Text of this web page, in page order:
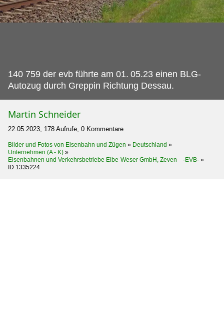
140 759 der evb führte am 01. 05.23 einen BLG-
Autozug durch Greppin Richtung Dessau.
Martin Schneider
22.05.2023, 178 Aufrufe, 0 Kommentare
Bilder und Fotos von Eisenbahn und Zügen » Deutschland »
Unternehmen (A - K) »
Eisenbahnen und Verkehrsbetriebe Elbe-Weser GmbH, Zeven ·EVB· »
ID 1335224